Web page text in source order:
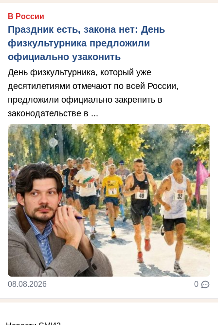
В России
Праздник есть, закона нет: День
физкультурника предложили
официально узаконить
День физкультурника, который уже
десятилетиями отмечают по всей России,
предложили официально закрепить в
законодательстве в ...
08.08.2026 0